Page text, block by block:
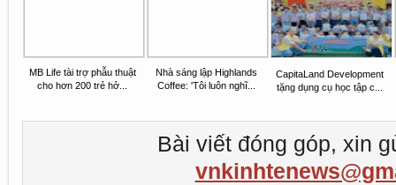
MB Life tài trợ phẫu thuật
cho hơn 200 trẻ hở...
Nhà sáng lập Highlands
Coffee: 'Tôi luôn nghĩ...
CapitaLand Development
tặng dụng cụ học tập c...
Bài viết đóng góp, xin